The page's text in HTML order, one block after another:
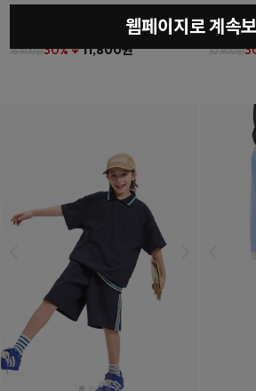
(11호~23호)
16,800원30% ↓11,800원
더튼포켓
32,800원
웹페이지로 계속